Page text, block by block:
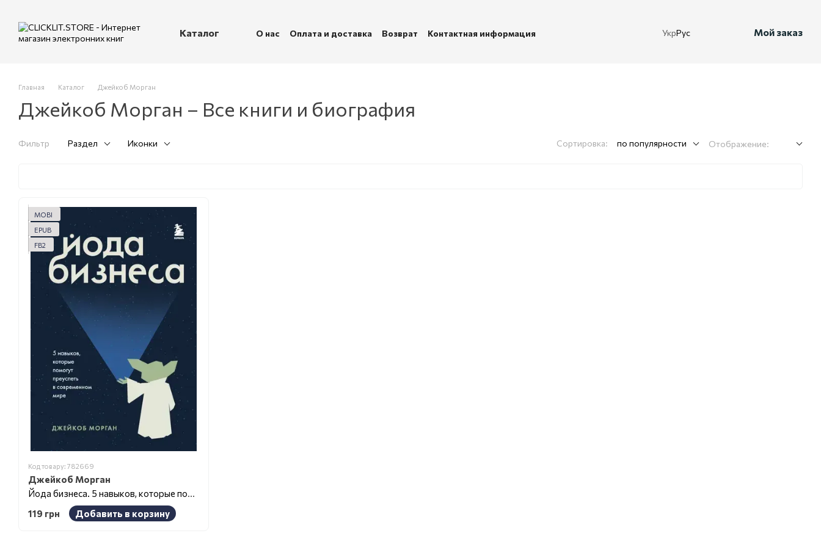
Каталог О нас Оплата и доставка Возврат
Контактная информация
УкрРус Мой заказ
Главная Каталог Джейкоб Морган
Джейкоб Морган – Все книги и биография
Фильтр Раздел Иконки Сортировка: по популярности Отображение:
MOBI
EPUB
FB2
Код товару: 782669
Джейкоб Морган
Йода бизнеса. 5 навыков, которые помогут преуспеть в современном мире
119 грн
Добавить в корзину